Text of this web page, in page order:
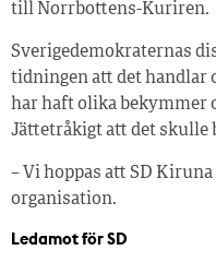
till Norrbottens-Kuriren.
Sverigedemokraternas
tidningen att det handlar
har haft olika bekymmer
Jättetråkigt att det skulle
– Vi hoppas att SD
organisation.
Ledamot för SD